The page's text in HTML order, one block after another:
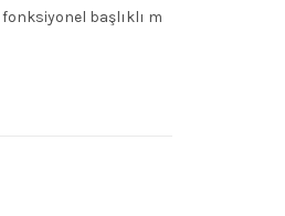
başlıklı m